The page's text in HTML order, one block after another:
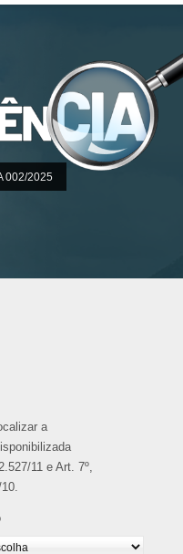
002/2025
a
11 e Art. 7º,